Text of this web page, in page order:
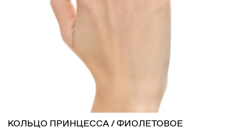
КОЛЬЦО ПРИНЦЕССА / ФИОЛЕТОВОЕ